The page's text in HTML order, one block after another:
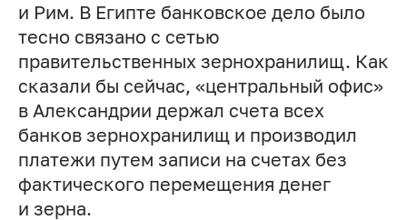
и Рим. В Египте банковское дело было
тесно связано с сетью
правительственных зернохранилищ. Как
сказали бы сейчас, «центральный офис»
в Александрии держал счета всех
банков зернохранилищ и производил
платежи путем записи на счетах без
фактического перемещения денег
и зерна.